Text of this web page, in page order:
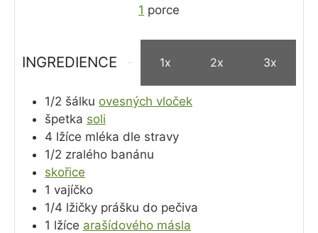
1 porce
INGREDIENCE 1x 2x 3x
1/2 šálku ovesných vloček
špetka soli
4 lžíce mléka dle stravy
1/2 zralého banánu
skořice
1 vajíčko
1/4 lžičky prášku do pečiva
1 lžíce arašídového másla